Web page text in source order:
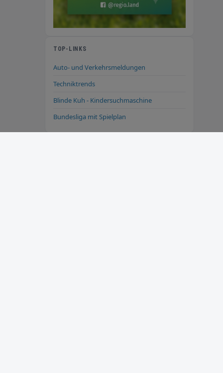
TOP-LINKS
Auto- und Verkehrsmeldungen
Techniktrends
Blinde Kuh - Kindersuchmaschine
Bundesliga mit Spielplan